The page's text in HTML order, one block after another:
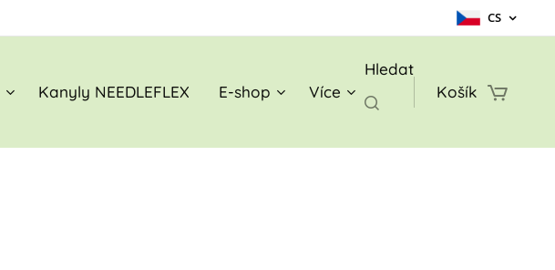
CS
Kanyly NEEDLEFLEX E-shop Více
Hledat
Košík